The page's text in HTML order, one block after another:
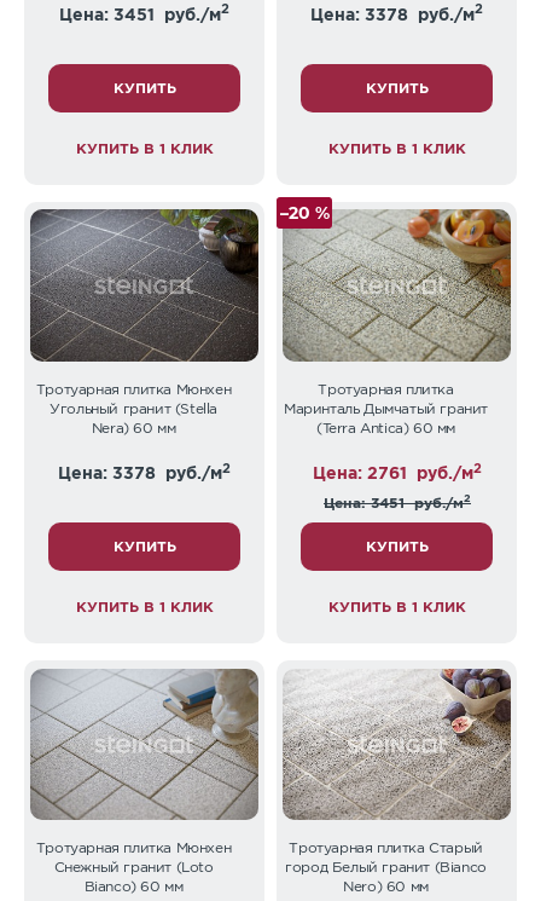
Цена: 3451 руб./м2
КУПИТЬ
КУПИТЬ В 1 КЛИК
Цена: 3378 руб./м2
КУПИТЬ
КУПИТЬ В 1 КЛИК
Тротуарная плитка Мюнхен
Угольный гранит (Stella
Nera) 60 мм
Цена: 3378 руб./м2
КУПИТЬ
КУПИТЬ В 1 КЛИК
–20 %
Тротуарная плитка
Маринталь Дымчатый гранит
(Terra Antica) 60 мм
Цена: 2761 руб./м2
Цена: 3451руб./м2
КУПИТЬ
КУПИТЬ В 1 КЛИК
Тротуарная плитка Мюнхен
Снежный гранит (Loto
Bianco) 60 мм
Тротуарная плитка Старый
город Белый гранит (Bianco
Nero) 60 мм